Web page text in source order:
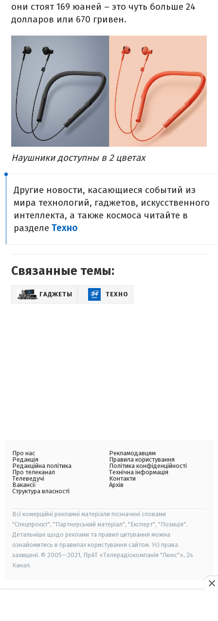
они стоят 169 юаней – это чуть больше 24
долларов или 670 гривен.
Наушники доступны в 2 цветах
Другие новости, касающиеся событий из
мира технологий, гаджетов, искусственного
интеллекта, а также космоса читайте в
разделе Техно
Связанные темы:
ГАДЖЕТЫ ТЕХНО
Про нас
Редакція
Редакційна політика
Про телеканал
Телеведучі
Вакансії
Структура власності
Рекламодавцям
Правила користування
Політика конфіденційності
Технічна інформація
Контакти
Архів
Всі комерційні рекламні матеріали позначені словами
"Спецпроєкт", "Партнерський матеріал", "Експерт", "Позиція".
Детальніше щодо реклами та правил цитування можна
ознайомитись в правилах користування сайтом. Усі права
захищені. © 2005—2021, ПрАТ «Телерадіокомпанія "Люкс"», 24
Канал.